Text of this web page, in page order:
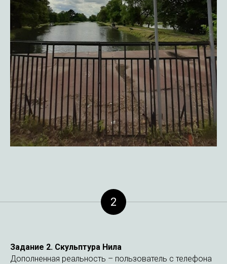
2
Задание 2. Скульптура Нила
Дополненная реальность – пользователь с телефона